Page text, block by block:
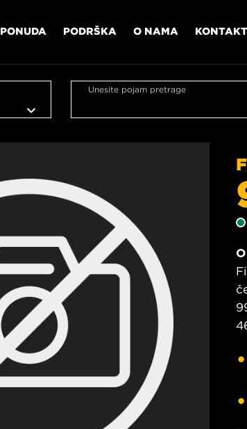
PONUDA PODRŠKA O NAMA
Unesite pojam pretrage